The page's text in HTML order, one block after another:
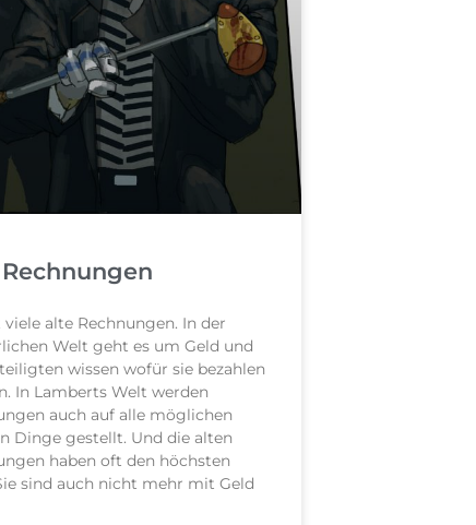
viele alte Rechnungen. In der
Welt geht es um Geld und
wissen wofür sie bezahlen
In Lamberts Welt werden
auch auf alle möglichen
Dinge gestellt. Und die alten
haben oft den höchsten
sind auch nicht mehr mit Geld